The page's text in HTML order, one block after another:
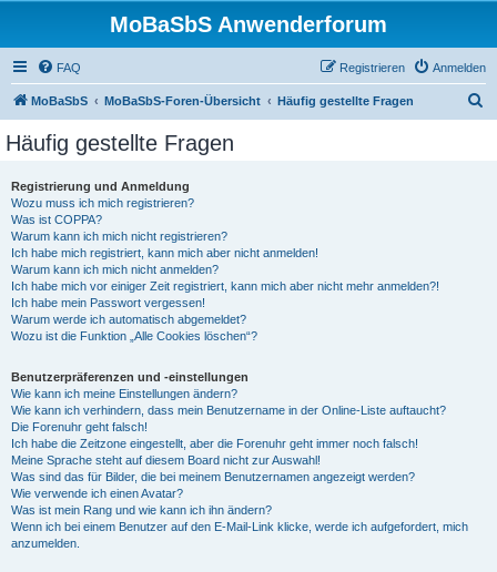
MoBaSbS Anwenderforum
FAQ Anmelden
Registrieren
MoBaSbS MoBaSbS-Foren-Übersicht Häufig gestellte Fragen
Häufig gestellte Fragen
Registrierung und Anmeldung
Wozu muss ich mich registrieren?
Was ist COPPA?
Warum kann ich mich nicht registrieren?
Ich habe mich registriert, kann mich aber nicht anmelden!
Warum kann ich mich nicht anmelden?
Ich habe mich vor einiger Zeit registriert, kann mich aber nicht mehr anmelden?!
Ich habe mein Passwort vergessen!
Warum werde ich automatisch abgemeldet?
Wozu ist die Funktion „Alle Cookies löschen“?
Benutzerpräferenzen und -einstellungen
Wie kann ich meine Einstellungen ändern?
Wie kann ich verhindern, dass mein Benutzername in der Online-Liste auftaucht?
Die Forenuhr geht falsch!
Ich habe die Zeitzone eingestellt, aber die Forenuhr geht immer noch falsch!
Meine Sprache steht auf diesem Board nicht zur Auswahl!
Was sind das für Bilder, die bei meinem Benutzernamen angezeigt werden?
Wie verwende ich einen Avatar?
Was ist mein Rang und wie kann ich ihn ändern?
Wenn ich bei einem Benutzer auf den E-Mail-Link klicke, werde ich aufgefordert, mich
anzumelden.